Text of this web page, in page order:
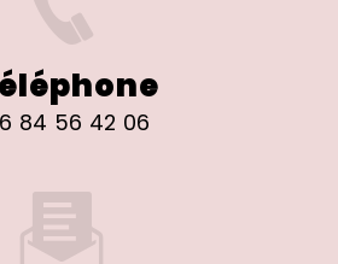
84 56 42 06